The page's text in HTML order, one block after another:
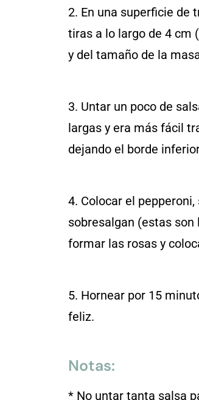
2. En una superficie de
tiras a lo largo de 4 cm
y del tamaño de la
3. Untar un poco de
largas y era más fácil
dejando el borde
4. Colocar el
sobresalgan (estas
formar las rosas y
5. Hornear por 15
feliz.
Notas:
* No untar tanta salsa